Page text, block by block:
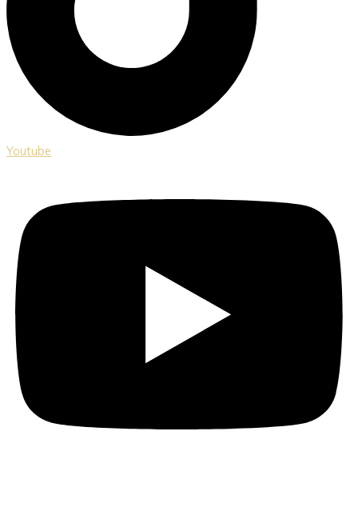
Youtube